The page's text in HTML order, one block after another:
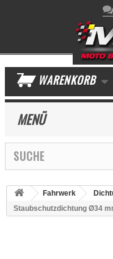
WARENKORB
MENÜ
Fahrwerk
Staubschutzdichtung Ø34